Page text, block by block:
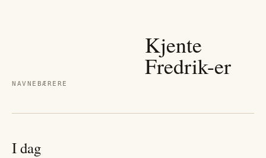
NAVNEBÆRERE
Kjente
Fredrik-er
I dag